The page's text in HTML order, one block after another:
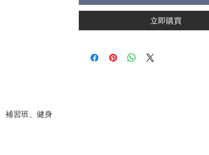
補習班、健身
立即購買